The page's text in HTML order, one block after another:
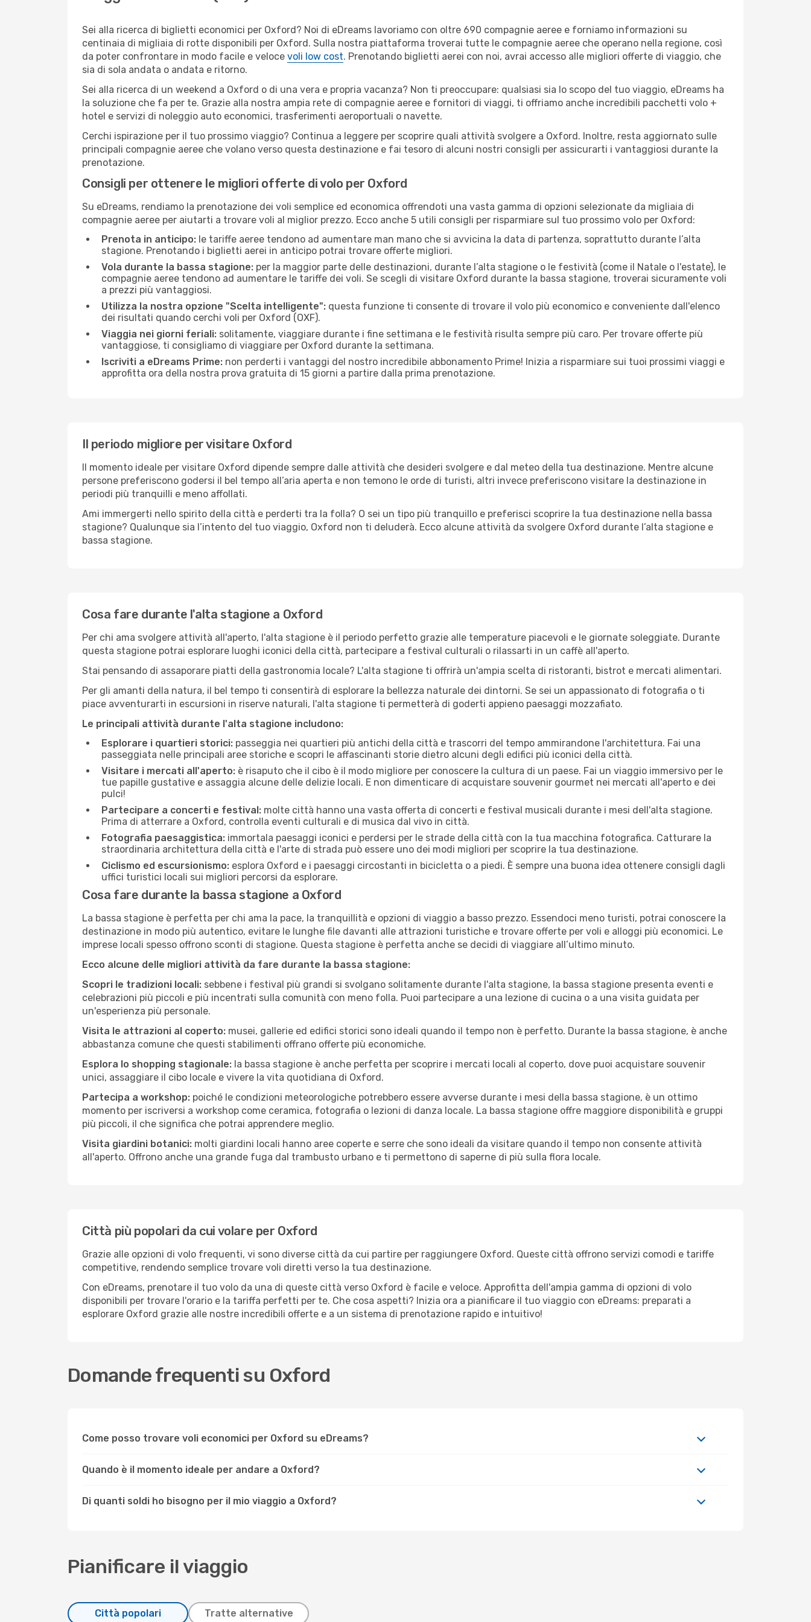
Sei alla ricerca di biglietti economici per Oxford? Noi di eDreams lavoriamo con oltre 690 compagnie aeree e forniamo informazioni su
centinaia di migliaia di rotte disponibili per Oxford. Sulla nostra piattaforma troverai tutte le compagnie aeree che operano nella regione, così
da poter confrontare in modo facile e veloce voli low cost. Prenotando biglietti aerei con noi, avrai accesso alle migliori offerte di viaggio, che
sia di sola andata o andata e ritorno.
Sei alla ricerca di un weekend a Oxford o di una vera e propria vacanza? Non ti preoccupare: qualsiasi sia lo scopo del tuo viaggio, eDreams ha
la soluzione che fa per te. Grazie alla nostra ampia rete di compagnie aeree e fornitori di viaggi, ti offriamo anche incredibili pacchetti volo +
hotel e servizi di noleggio auto economici, trasferimenti aeroportuali o navette.
Cerchi ispirazione per il tuo prossimo viaggio? Continua a leggere per scoprire quali attività svolgere a Oxford. Inoltre, resta aggiornato sulle
principali compagnie aeree che volano verso questa destinazione e fai tesoro di alcuni nostri consigli per assicurarti i vantaggiosi durante la
prenotazione.
Consigli per ottenere le migliori offerte di volo per Oxford
Su eDreams, rendiamo la prenotazione dei voli semplice ed economica offrendoti una vasta gamma di opzioni selezionate da migliaia di
compagnie aeree per aiutarti a trovare voli al miglior prezzo. Ecco anche 5 utili consigli per risparmiare sul tuo prossimo volo per Oxford:
Prenota in anticipo: le tariffe aeree tendono ad aumentare man mano che si avvicina la data di partenza, soprattutto durante l’alta
stagione. Prenotando i biglietti aerei in anticipo potrai trovare offerte migliori.
Vola durante la bassa stagione: per la maggior parte delle destinazioni, durante l’alta stagione o le festività (come il Natale o l'estate), le
compagnie aeree tendono ad aumentare le tariffe dei voli. Se scegli di visitare Oxford durante la bassa stagione, troverai sicuramente voli
a prezzi più vantaggiosi.
Utilizza la nostra opzione "Scelta intelligente": questa funzione ti consente di trovare il volo più economico e conveniente dall'elenco
dei risultati quando cerchi voli per Oxford (OXF).
Viaggia nei giorni feriali: solitamente, viaggiare durante i fine settimana e le festività risulta sempre più caro. Per trovare offerte più
vantaggiose, ti consigliamo di viaggiare per Oxford durante la settimana.
Iscriviti a eDreams Prime: non perderti i vantaggi del nostro incredibile abbonamento Prime! Inizia a risparmiare sui tuoi prossimi viaggi e
approfitta ora della nostra prova gratuita di 15 giorni a partire dalla prima prenotazione.
Il periodo migliore per visitare Oxford
Il momento ideale per visitare Oxford dipende sempre dalle attività che desideri svolgere e dal meteo della tua destinazione. Mentre alcune
persone preferiscono godersi il bel tempo all’aria aperta e non temono le orde di turisti, altri invece preferiscono visitare la destinazione in
periodi più tranquilli e meno affollati.
Ami immergerti nello spirito della città e perderti tra la folla? O sei un tipo più tranquillo e preferisci scoprire la tua destinazione nella bassa
stagione? Qualunque sia l’intento del tuo viaggio, Oxford non ti deluderà. Ecco alcune attività da svolgere Oxford durante l’alta stagione e
bassa stagione.
Cosa fare durante l'alta stagione a Oxford
Per chi ama svolgere attività all'aperto, l'alta stagione è il periodo perfetto grazie alle temperature piacevoli e le giornate soleggiate. Durante
questa stagione potrai esplorare luoghi iconici della città, partecipare a festival culturali o rilassarti in un caffè all'aperto.
Stai pensando di assaporare piatti della gastronomia locale? L'alta stagione ti offrirà un'ampia scelta di ristoranti, bistrot e mercati alimentari.
Per gli amanti della natura, il bel tempo ti consentirà di esplorare la bellezza naturale dei dintorni. Se sei un appassionato di fotografia o ti
piace avventurarti in escursioni in riserve naturali, l'alta stagione ti permetterà di goderti appieno paesaggi mozzafiato.
Le principali attività durante l'alta stagione includono:
Esplorare i quartieri storici: passeggia nei quartieri più antichi della città e trascorri del tempo ammirandone l'architettura. Fai una
passeggiata nelle principali aree storiche e scopri le affascinanti storie dietro alcuni degli edifici più iconici della città.
Visitare i mercati all'aperto: è risaputo che il cibo è il modo migliore per conoscere la cultura di un paese. Fai un viaggio immersivo per le
tue papille gustative e assaggia alcune delle delizie locali. E non dimenticare di acquistare souvenir gourmet nei mercati all'aperto e dei
pulci!
Partecipare a concerti e festival: molte città hanno una vasta offerta di concerti e festival musicali durante i mesi dell'alta stagione.
Prima di atterrare a Oxford, controlla eventi culturali e di musica dal vivo in città.
Fotografia paesaggistica: immortala paesaggi iconici e perdersi per le strade della città con la tua macchina fotografica. Catturare la
straordinaria architettura della città e l'arte di strada può essere uno dei modi migliori per scoprire la tua destinazione.
Ciclismo ed escursionismo: esplora Oxford e i paesaggi circostanti in bicicletta o a piedi. È sempre una buona idea ottenere consigli dagli
uffici turistici locali sui migliori percorsi da esplorare.
Cosa fare durante la bassa stagione a Oxford
La bassa stagione è perfetta per chi ama la pace, la tranquillità e opzioni di viaggio a basso prezzo. Essendoci meno turisti, potrai conoscere la
destinazione in modo più autentico, evitare le lunghe file davanti alle attrazioni turistiche e trovare offerte per voli e alloggi più economici. Le
imprese locali spesso offrono sconti di stagione. Questa stagione è perfetta anche se decidi di viaggiare all’ultimo minuto.
Ecco alcune delle migliori attività da fare durante la bassa stagione:
Scopri le tradizioni locali: sebbene i festival più grandi si svolgano solitamente durante l'alta stagione, la bassa stagione presenta eventi e
celebrazioni più piccoli e più incentrati sulla comunità con meno folla. Puoi partecipare a una lezione di cucina o a una visita guidata per
un'esperienza più personale.
Visita le attrazioni al coperto: musei, gallerie ed edifici storici sono ideali quando il tempo non è perfetto. Durante la bassa stagione, è anche
abbastanza comune che questi stabilimenti offrano offerte più economiche.
Esplora lo shopping stagionale: la bassa stagione è anche perfetta per scoprire i mercati locali al coperto, dove puoi acquistare souvenir
unici, assaggiare il cibo locale e vivere la vita quotidiana di Oxford.
Partecipa a workshop: poiché le condizioni meteorologiche potrebbero essere avverse durante i mesi della bassa stagione, è un ottimo
momento per iscriversi a workshop come ceramica, fotografia o lezioni di danza locale. La bassa stagione offre maggiore disponibilità e gruppi
più piccoli, il che significa che potrai apprendere meglio.
Visita giardini botanici: molti giardini locali hanno aree coperte e serre che sono ideali da visitare quando il tempo non consente attività
all'aperto. Offrono anche una grande fuga dal trambusto urbano e ti permettono di saperne di più sulla flora locale.
Città più popolari da cui volare per Oxford
Grazie alle opzioni di volo frequenti, vi sono diverse città da cui partire per raggiungere Oxford. Queste città offrono servizi comodi e tariffe
competitive, rendendo semplice trovare voli diretti verso la tua destinazione.
Con eDreams, prenotare il tuo volo da una di queste città verso Oxford è facile e veloce. Approfitta dell'ampia gamma di opzioni di volo
disponibili per trovare l'orario e la tariffa perfetti per te. Che cosa aspetti? Inizia ora a pianificare il tuo viaggio con eDreams: preparati a
esplorare Oxford grazie alle nostre incredibili offerte e a un sistema di prenotazione rapido e intuitivo!
Domande frequenti su Oxford
Come posso trovare voli economici per Oxford su eDreams?
Quando è il momento ideale per andare a Oxford?
Di quanti soldi ho bisogno per il mio viaggio a Oxford?
Pianificare il viaggio
Città popolari Tratte alternative